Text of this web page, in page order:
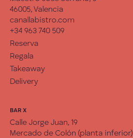
46005, Valencia
canallabistro.com
+34 963 740 509
Reserva
Regala
Takeaway
Delivery
BAR X
Calle Jorge Juan, 19
Mercado de Colón (planta inferior)